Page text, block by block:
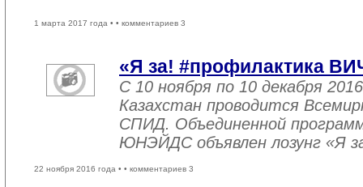
1 марта 2017 года • • комментариев 3
«Я за! #профилактика
С 10 ноября по 10 декабря
Казахстан проводится
СПИД. Объединенной
ЮНЭЙДС объявлен лозунг «Я
22 ноября 2016 года • • комментариев 3